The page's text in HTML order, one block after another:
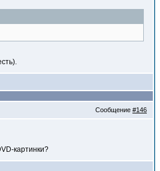
Сообщение #146
картинки?